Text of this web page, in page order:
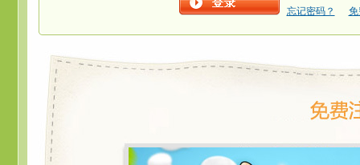
忘记密码？ 免